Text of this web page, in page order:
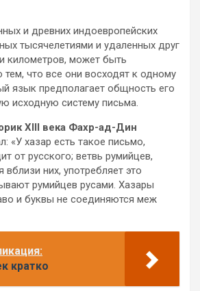
и древних индоевропейских
тысячелетиями и удаленных друг
километров, может быть
что все они восходят к одному
язык предполагает общность его
исходную систему письма.
XIII века Фахр-ад-Дин
«У хазар есть такое письмо,
от русского; ветвь румийцев,
вблизи них, употребляет это
румийцев русами. Хазары
и буквы не соединяются меж
кратко